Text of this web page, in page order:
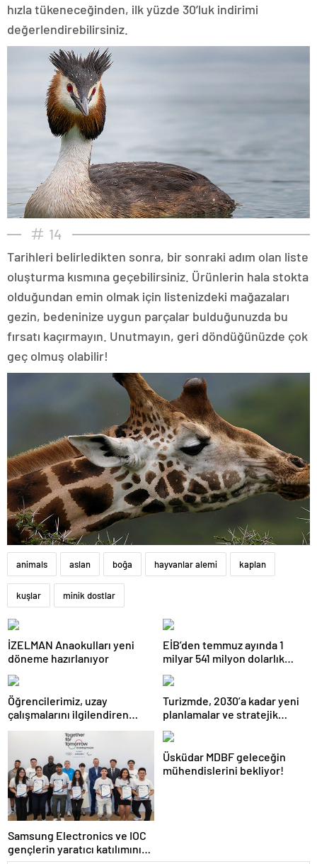
hızla tükeneceğinden, ilk yüzde 30’luk indirimi
değerlendirebilirsiniz.
14
Tarihleri belirledikten sonra, bir sonraki adım olan liste
oluşturma kısmına geçebilirsiniz. Ürünlerin hala stokta
olduğundan emin olmak için listenizdeki mağazaları
gezin, bedeninize uygun parçalar bulduğunuzda bu
fırsatı kaçırmayın. Unutmayın, geri döndüğünüzde çok
geç olmuş olabilir!
animals aslan boğa hayvanlar alemi kaplan
kuşlar minik dostlar
İZELMAN Anaokulları yeni
döneme hazırlanıyor
EİB’den temmuz ayında 1
milyar 541 milyon dolarlık
Öğrencilerimiz, uzay
çalışmalarını ilgilendiren
Turizmde, 2030’a kadar yeni
planlamalar ve stratejik
Samsung Electronics ve IOC
gençlerin yaratıcı katılımını
Üsküdar MDBF geleceğin
mühendislerini bekliyor!